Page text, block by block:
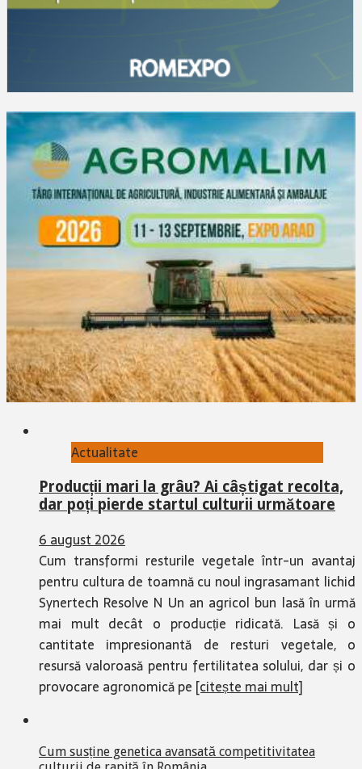
Actualitate
Producții mari la grâu? Ai câștigat recolta,
dar poți pierde startul culturii următoare
6 august 2026
Cum transformi resturile vegetale într-un avantaj
pentru cultura de toamnă cu noul ingrasamant lichid
Synertech Resolve N Un an agricol bun lasă în urmă
mai mult decât o producție ridicată. Lasă și o
cantitate impresionantă de resturi vegetale, o
resursă valoroasă pentru fertilitatea solului, dar și o
provocare agronomică pe [citește mai mult]
Cum susține genetica avansată competitivitatea